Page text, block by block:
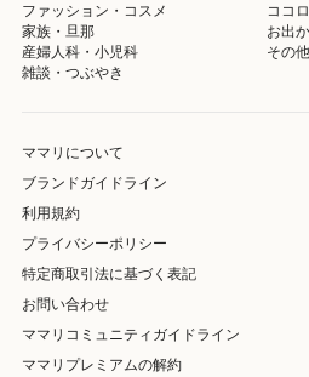
ファッション・コスメ
ココ
家族・旦那
お出
産婦人科・小児科
その
雑談・つぶやき
ママリについて
ブランドガイドライン
利用規約
プライバシーポリシー
特定商取引法に基づく表記
お問い合わせ
ママリコミュニティガイドライン
ママリプレミアムの解約